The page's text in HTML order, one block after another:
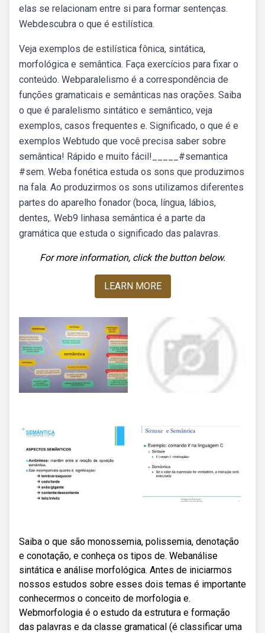
elas se relacionam entre si para formar sentenças.
Webdescubra o que é estilística.
Veja exemplos de estilística fônica, sintática,
morfológica e semântica. Faça exercícios para fixar o
conteúdo. Webparalelismo é a correspondência de
funções gramaticais e semânticas nas orações. Saiba
o que é paralelismo sintático e semântico, veja
exemplos, casos frequentes e. Significado, o que é e
exemplos Webtudo que você precisa saber sobre
semântica! Rápido e muito fácil!_____#semantica
#sem. Weba fonética estuda os sons que produzimos
na fala. Ao produzirmos os sons utilizamos diferentes
partes do aparelho fonador (boca, língua, lábios,
dentes,. Web9 linhasa semântica é a parte da
gramática que estuda o significado das palavras.
For more information, click the button below.
LEARN MORE
Saiba o que são monossemia, polissemia, denotação
e conotação, e conheça os tipos de. Webanálise
sintática e análise morfológica. Antes de iniciarmos
nossos estudos sobre esses dois temas é importante
conhecermos o conceito de morfologia e.
Webmorfologia é o estudo da estrutura e formação
das palavras e da classe gramatical (é classificar uma